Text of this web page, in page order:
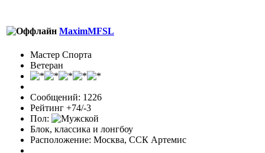
MaximMFSL
Мастер Спорта
Ветеран
Сообщений: 1226
Рейтинг +74/-3
Пол:
Блок, классика и лонгбоу
Расположение: Москва, ССК Артемис